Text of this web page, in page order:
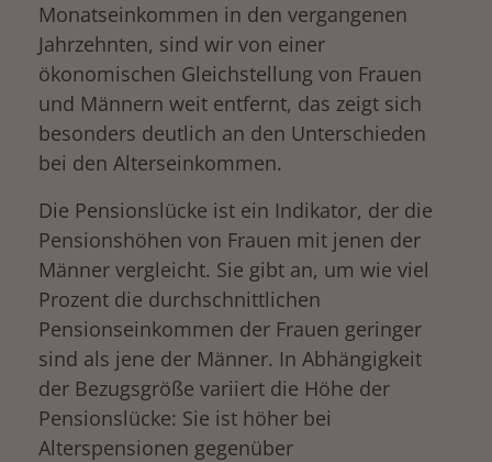
Monatseinkommen in den vergangenen
Jahrzehnten, sind wir von einer
ökonomischen Gleichstellung von Frauen
und Männern weit entfernt, das zeigt sich
besonders deutlich an den Unterschieden
bei den Alterseinkommen.
Die Pensionslücke ist ein Indikator, der die
Pensionshöhen von Frauen mit jenen der
Männer vergleicht. Sie gibt an, um wie viel
Prozent die durchschnittlichen
Pensionseinkommen der Frauen geringer
sind als jene der Männer. In Abhängigkeit
der Bezugsgröße variiert die Höhe der
Pensionslücke: Sie ist höher bei
Alterspensionen gegenüber